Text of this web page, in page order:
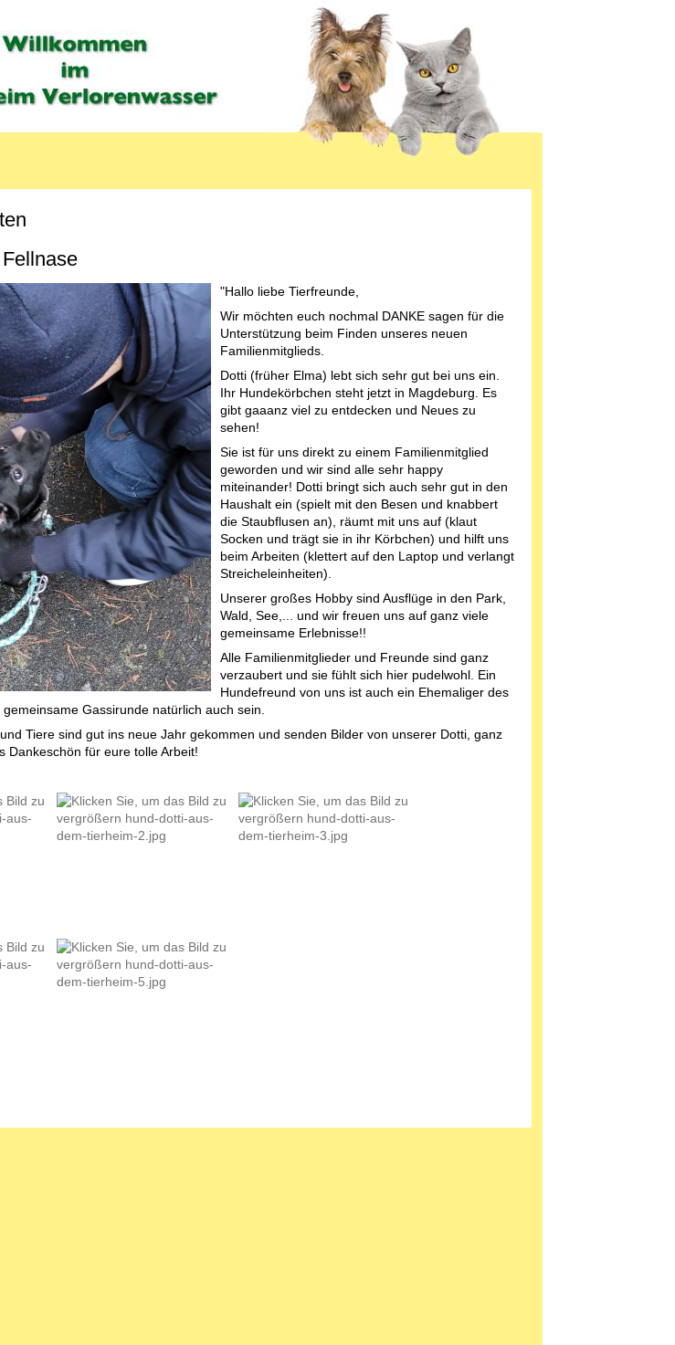
"Hallo liebe Tierfreunde,
Wir möchten euch nochmal DANKE sagen für die
Unterstützung beim Finden unseres neuen
Familienmitglieds.
Dotti (früher Elma) lebt sich sehr gut bei uns ein.
Ihr Hundekörbchen steht jetzt in Magdeburg. Es
gibt gaaanz viel zu entdecken und Neues zu
sehen!
Sie ist für uns direkt zu einem Familienmitglied
geworden und wir sind alle sehr happy
miteinander! Dotti bringt sich auch sehr gut in den
Haushalt ein (spielt mit den Besen und knabbert
die Staubflusen an), räumt mit uns auf (klaut
Socken und trägt sie in ihr Körbchen) und hilft uns
beim Arbeiten (klettert auf den Laptop und verlangt
Streicheleinheiten).
Unserer großes Hobby sind Ausflüge in den Park,
Wald, See,... und wir freuen uns auf ganz viele
gemeinsame Erlebnisse!!
Alle Familienmitglieder und Freunde sind ganz
verzaubert und sie fühlt sich hier pudelwohl. Ein
Hundefreund von uns ist auch ein Ehemaliger des
Gassirunde natürlich auch sein.
Tiere sind gut ins neue Jahr gekommen und senden Bilder von unserer Dotti, ganz
Dankeschön für eure tolle Arbeit!